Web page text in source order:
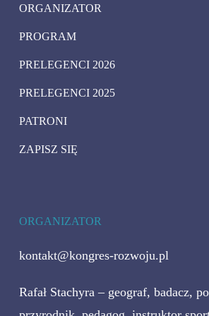
ORGANIZATOR
PROGRAM
PRELEGENCI 2026
PRELEGENCI 2025
PATRONI
ZAPISZ SIĘ
ORGANIZATOR
kontakt@kongres-rozwoju.pl
Rafał Stachyra – geograf, badacz,